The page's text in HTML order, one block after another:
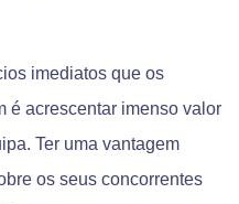
imediatos que os
é acrescentar imenso valor
Ter uma vantagem
os seus concorrentes